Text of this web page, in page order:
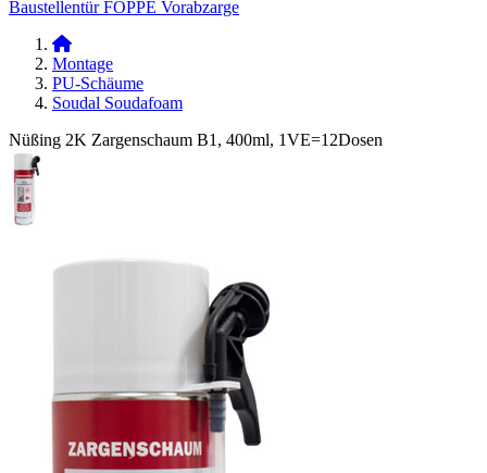
Baustellentür FOPPE Vorabzarge
Montage
PU-Schäume
Soudal Soudafoam
Nüßing 2K Zargenschaum B1, 400ml, 1VE=12Dosen